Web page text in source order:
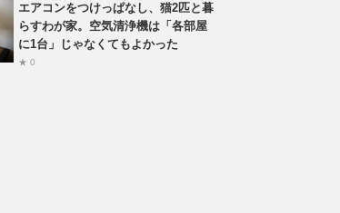
エアコンをつけっぱなし、猫2匹と暮
らすわが家。空気清浄機は「各部屋
に1台」じゃなくてもよかった
★ 0